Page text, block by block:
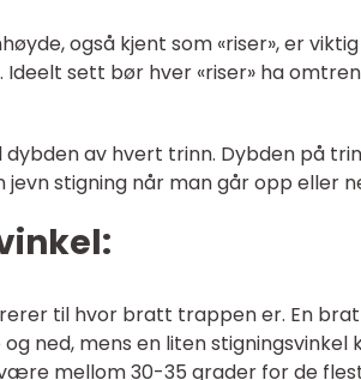
også kjent som «riser», er
sett bør hver «riser» ha
dybden av hvert trinn. Dybden på
jevn stigning når man går opp eller
til hvor bratt trappen er. En
ned, mens en liten
mellom 30-35 grader for de